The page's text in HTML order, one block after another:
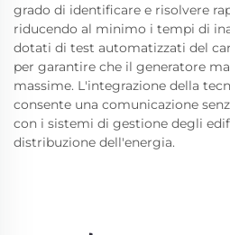
grado di identificare e risolvere
riducendo al minimo i tempi di
dotati di test automatizzati del
per garantire che il generatore
massime. L'integrazione della
consente una comunicazione
con i sistemi di gestione degli
distribuzione dell'energia.